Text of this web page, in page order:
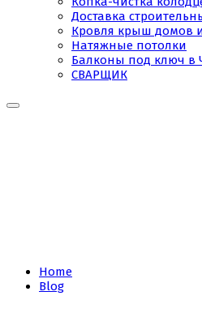
Доставка
Кровля крыш домов
Натяжные потолки
Балконы под ключ в
СВАРЩИК
Home
Blog